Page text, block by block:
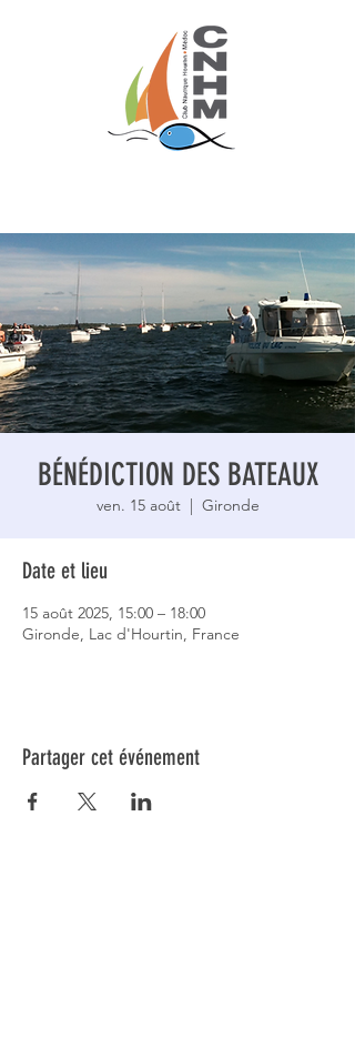
BÉNÉDICTION DES BATEAUX
ven. 15 août
  |
Gironde
Date et lieu
15 août 2025, 15:00 – 18:00
Gironde, Lac d'Hourtin, France
Partager cet événement